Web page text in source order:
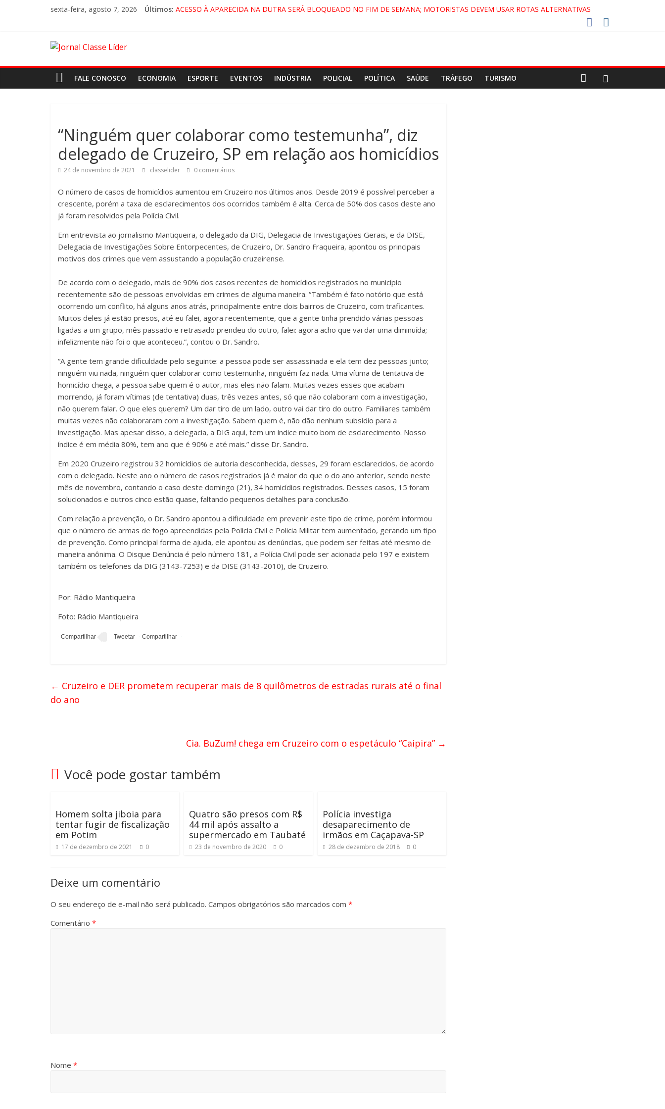
sexta-feira, agosto 7, 2026 Últimos: ACESSO À APARECIDA NA DUTRA SERÁ BLOQUEADO NO FIM DE SEMANA; MOTORISTAS DEVEM USAR ROTAS ALTERNATIVAS
FALE CONOSCO ECONOMIA ESPORTE EVENTOS INDÚSTRIA POLICIAL POLÍTICA SAÚDE TRÁFEGO TURISMO
“Ninguém quer colaborar como testemunha”, diz
delegado de Cruzeiro, SP em relação aos homicídios
24 de novembro de 2021 classelider 0 comentários
O número de casos de homicídios aumentou em Cruzeiro nos últimos anos. Desde 2019 é possível perceber a
crescente, porém a taxa de esclarecimentos dos ocorridos também é alta. Cerca de 50% dos casos deste ano
já foram resolvidos pela Polícia Civil.
Em entrevista ao jornalismo Mantiqueira, o delegado da DIG, Delegacia de Investigações Gerais, e da DISE,
Delegacia de Investigações Sobre Entorpecentes, de Cruzeiro, Dr. Sandro Fraqueira, apontou os principais
motivos dos crimes que vem assustando a população cruzeirense.
De acordo com o delegado, mais de 90% dos casos recentes de homicídios registrados no município
recentemente são de pessoas envolvidas em crimes de alguma maneira. “Também é fato notório que está
ocorrendo um conflito, há alguns anos atrás, principalmente entre dois bairros de Cruzeiro, com traficantes.
Muitos deles já estão presos, até eu falei, agora recentemente, que a gente tinha prendido várias pessoas
ligadas a um grupo, mês passado e retrasado prendeu do outro, falei: agora acho que vai dar uma diminuída;
infelizmente não foi o que aconteceu.”, contou o Dr. Sandro.
“A gente tem grande dificuldade pelo seguinte: a pessoa pode ser assassinada e ela tem dez pessoas junto;
ninguém viu nada, ninguém quer colaborar como testemunha, ninguém faz nada. Uma vítima de tentativa de
homicídio chega, a pessoa sabe quem é o autor, mas eles não falam. Muitas vezes esses que acabam
morrendo, já foram vítimas (de tentativa) duas, três vezes antes, só que não colaboram com a investigação,
não querem falar. O que eles querem? Um dar tiro de um lado, outro vai dar tiro do outro. Familiares também
muitas vezes não colaboraram com a investigação. Sabem quem é, não dão nenhum subsidio para a
investigação. Mas apesar disso, a delegacia, a DIG aqui, tem um índice muito bom de esclarecimento. Nosso
índice é em média 80%, tem ano que é 90% e até mais.” disse Dr. Sandro.
Em 2020 Cruzeiro registrou 32 homicídios de autoria desconhecida, desses, 29 foram esclarecidos, de acordo
com o delegado. Neste ano o número de casos registrados já é maior do que o do ano anterior, sendo neste
mês de novembro, contando o caso deste domingo (21), 34 homicídios registrados. Desses casos, 15 foram
solucionados e outros cinco estão quase, faltando pequenos detalhes para conclusão.
Com relação a prevenção, o Dr. Sandro apontou a dificuldade em prevenir este tipo de crime, porém informou
que o número de armas de fogo apreendidas pela Policia Civil e Policia Militar tem aumentado, gerando um tipo
de prevenção. Como principal forma de ajuda, ele apontou as denúncias, que podem ser feitas até mesmo de
maneira anônima. O Disque Denúncia é pelo número 181, a Polícia Civil pode ser acionada pelo 197 e existem
também os telefones da DIG (3143-7253) e da DISE (3143-2010), de Cruzeiro.
Por: Rádio Mantiqueira
Foto: Rádio Mantiqueira
← Cruzeiro e DER prometem recuperar mais de 8 quilômetros de estradas rurais até o final
do ano
Cia. BuZum! chega em Cruzeiro com o espetáculo “Caipira” →
Você pode gostar também
Homem solta jiboia para
tentar fugir de fiscalização
em Potim
17 de dezembro de 2021 0
Quatro são presos com R$
44 mil após assalto a
supermercado em Taubaté
23 de novembro de 2020 0
Polícia investiga
desaparecimento de
irmãos em Caçapava-SP
28 de dezembro de 2018 0
Deixe um comentário
O seu endereço de e-mail não será publicado. Campos obrigatórios são marcados com *
Comentário *
Nome *